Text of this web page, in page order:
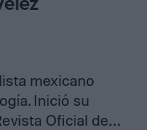
mexicano
Inició su
Oficial de…